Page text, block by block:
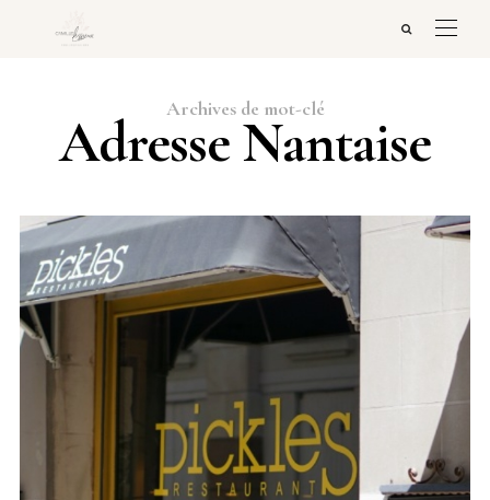
Archives de mot-clé
Adresse Nantaise